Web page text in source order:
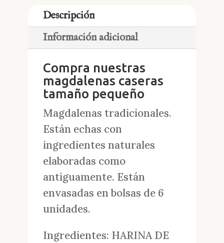
Descripción
Información adicional
Compra nuestras
magdalenas caseras
tamaño pequeño
Magdalenas tradicionales.
Están echas con
ingredientes naturales
elaboradas como
antiguamente. Están
envasadas en bolsas de 6
unidades.
Ingredientes: HARINA DE